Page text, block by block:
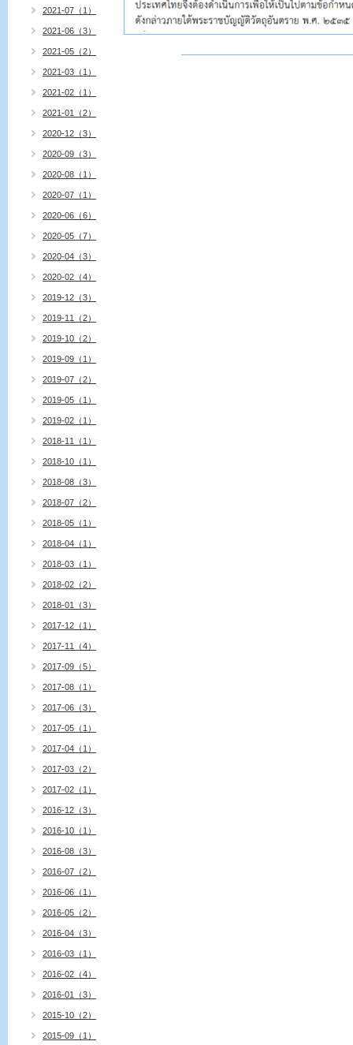
2021-07（1）
2021-06（3）
2021-05（2）
2021-03（1）
2021-02（1）
2021-01（2）
2020-12（3）
2020-09（3）
2020-08（1）
2020-07（1）
2020-06（6）
2020-05（7）
2020-04（3）
2020-02（4）
2019-12（3）
2019-11（2）
2019-10（2）
2019-09（1）
2019-07（2）
2019-05（1）
2019-02（1）
2018-11（1）
2018-10（1）
2018-08（3）
2018-07（2）
2018-05（1）
2018-04（1）
2018-03（1）
2018-02（2）
2018-01（3）
2017-12（1）
2017-11（4）
2017-09（5）
2017-08（1）
2017-06（3）
2017-05（1）
2017-04（1）
2017-03（2）
2017-02（1）
2016-12（3）
2016-10（1）
2016-08（3）
2016-07（2）
2016-06（1）
2016-05（2）
2016-04（3）
2016-03（1）
2016-02（4）
2016-01（3）
2015-10（2）
2015-09（1）